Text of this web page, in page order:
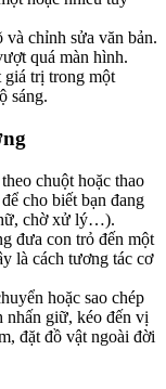
chỉnh sửa văn bản.
quá màn hình.
giá trị trong một
sáng.
chuột hoặc thao
cho biết bạn đang
chờ xử lý…).
đưa con trỏ đến một
là cách tương tác cơ
hoặc sao chép
nhấn giữ, kéo đến vị
đặt đồ vật ngoài đời